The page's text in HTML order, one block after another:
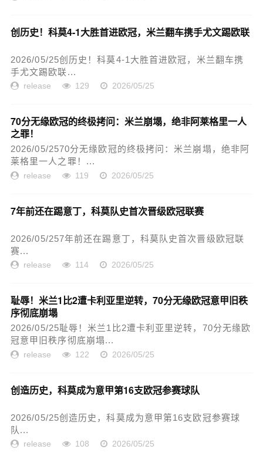
创历史！科莫4-1大胜首进欧冠，米兰翻车携手尤文踢欧联
2026/05/25创历史！科莫4-1大胜首进欧冠，米兰翻车携
手尤文踢欧联...
release 129 2026/05/25
70分无缘欧冠的终极拷问：米兰崩塌，绝非阿莱格里一人
之罪！
2026/05/2570分无缘欧冠的终极拷问：米兰崩塌，绝非阿
莱格里一人之罪！...
release 119 2026/05/25
7年前还在踢意丁，科莫队史首次晋级欧冠联赛
2026/05/257年前还在踢意丁，科莫队史首次晋级欧冠联
赛...
release 114 2026/05/25
耻辱！米兰1比2遭卡利亚里逆转，70分无缘欧冠意甲旧秩
序彻底崩塌
2026/05/25耻辱！米兰1比2遭卡利亚里逆转，70分无缘欧
冠意甲旧秩序彻底崩塌...
release 122 2026/05/25
创造历史，科莫成为意甲第16支欧冠参赛球队
2026/05/25创造历史，科莫成为意甲第16支欧冠参赛球
队...
release 108 2026/05/25